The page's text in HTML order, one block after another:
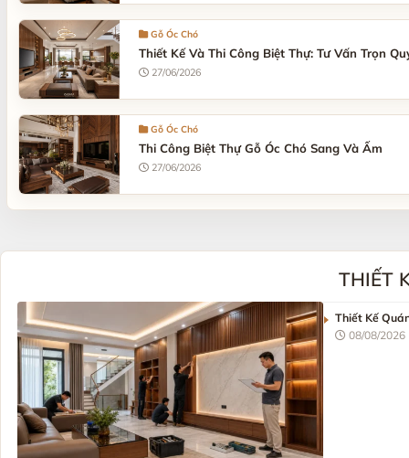
Thiết Kế Và Thi Công Biệt Thự: Tư Vấn Trọn
Gỗ Óc Chó
27/06/2026
Thi Công Biệt Thự Gỗ Óc Chó Sang Và Ấm
Gỗ Óc Chó
27/06/2026
THIẾT
Thiết Kế
08/08/2026